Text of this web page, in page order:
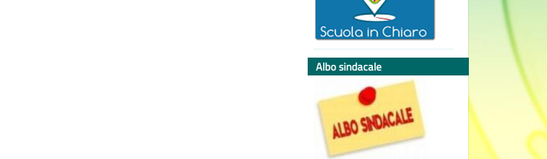
Albo sindacale